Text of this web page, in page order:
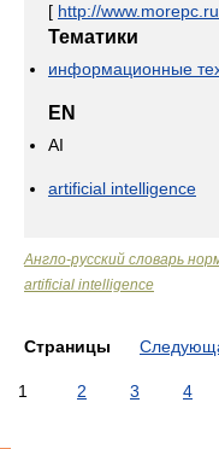
[ http://
Тематики
информационные
EN
AI
artificial intelligence
Англо-русский словарь
artificial intelligence
Страницы
1 2 3 4